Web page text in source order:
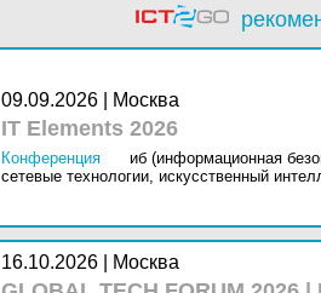
09.09.2026 | Москва
IT Elements 2026
Конференция
иб (информационная
сетевые технологии, искусственный
16.10.2026 | Москва